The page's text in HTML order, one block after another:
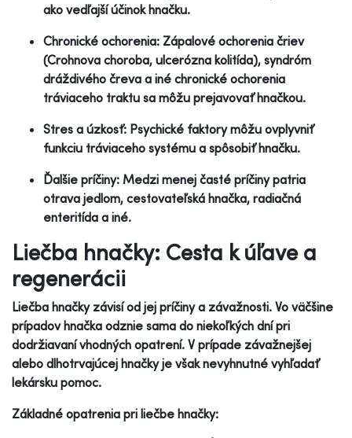
ako vedľajší účinok hnačku.
Chronické ochorenia: Zápalové ochorenia čriev
(Crohnova choroba, ulcerózna kolitída), syndróm
dráždivého čreva a iné chronické ochorenia
tráviaceho traktu sa môžu prejavovať hnačkou.
Stres a úzkosť: Psychické faktory môžu ovplyvniť
funkciu tráviaceho systému a spôsobiť hnačku.
Ďalšie príčiny: Medzi menej časté príčiny patria
otrava jedlom, cestovateľská hnačka, radiačná
enteritída a iné.
Liečba hnačky: Cesta k úľave a
regenerácii
Liečba hnačky závisí od jej príčiny a závažnosti. Vo väčšine
prípadov hnačka odznie sama do niekoľkých dní pri
dodržiavaní vhodných opatrení. V prípade závažnejšej
alebo dlhotrvajúcej hnačky je však nevyhnutné vyhľadať
lekársku pomoc.
Základné opatrenia pri liečbe hnačky: